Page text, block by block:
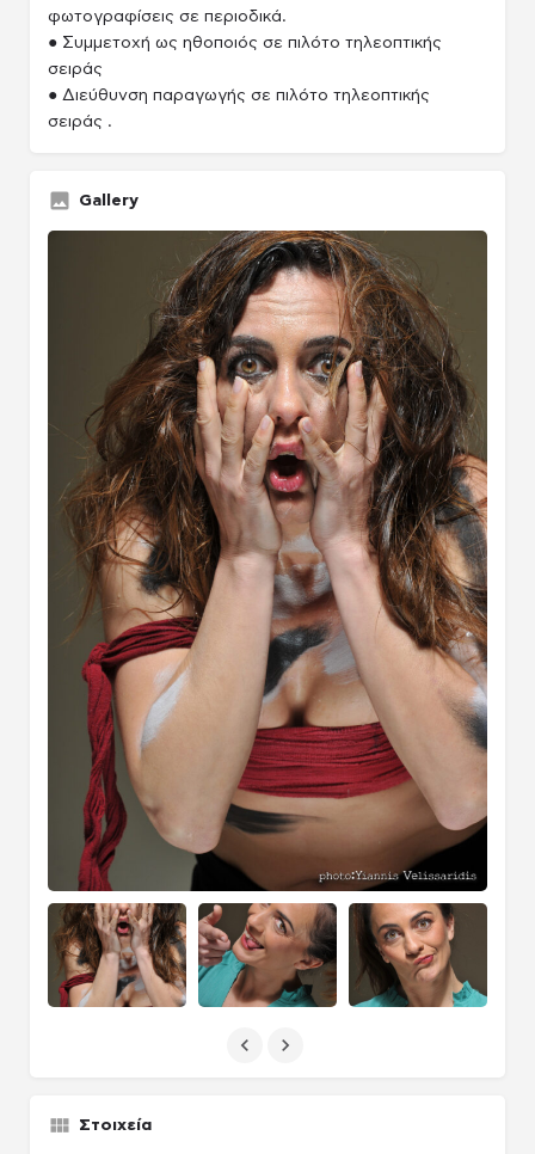
φωτογραφίσεις σε περιοδικά.
● Συμμετοχή ως ηθοποιός σε πιλότο τηλεοπτικής
σειράς
● Διεύθυνση παραγωγής σε πιλότο τηλεοπτικής
σειράς .
Gallery
Στοιχεία